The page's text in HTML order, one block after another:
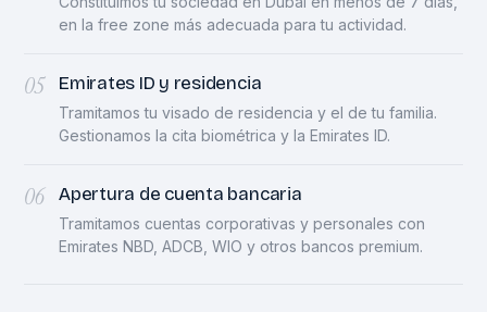
en la free zone más adecuada para tu actividad.
05 Emirates ID y residencia
Tramitamos tu visado de residencia y el de tu familia.
Gestionamos la cita biométrica y la Emirates ID.
06 Apertura de cuenta bancaria
Tramitamos cuentas corporativas y personales con
Emirates NBD, ADCB, WIO y otros bancos premium.